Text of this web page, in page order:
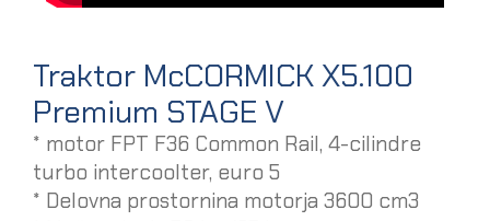
Traktor McCORMICK X5.100
Premium STAGE V
* motor FPT F36 Common Rail, 4-cilindre
turbo intercoolter, euro 5
* Delovna prostornina motorja 3600 cm3